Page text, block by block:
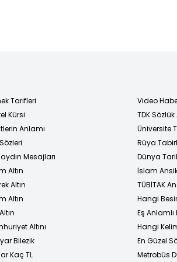
Tarifleri
Kürsi
Anlamı
Mesajları
Altın
Altın
Altın
Altını
Bilezik
Kaç TL
Video
TDK
Üniversite
Rüya
Dünya
İslam
TÜBİTAK
Hangi
Eş
Hangi
En Güzel
Metrobüs